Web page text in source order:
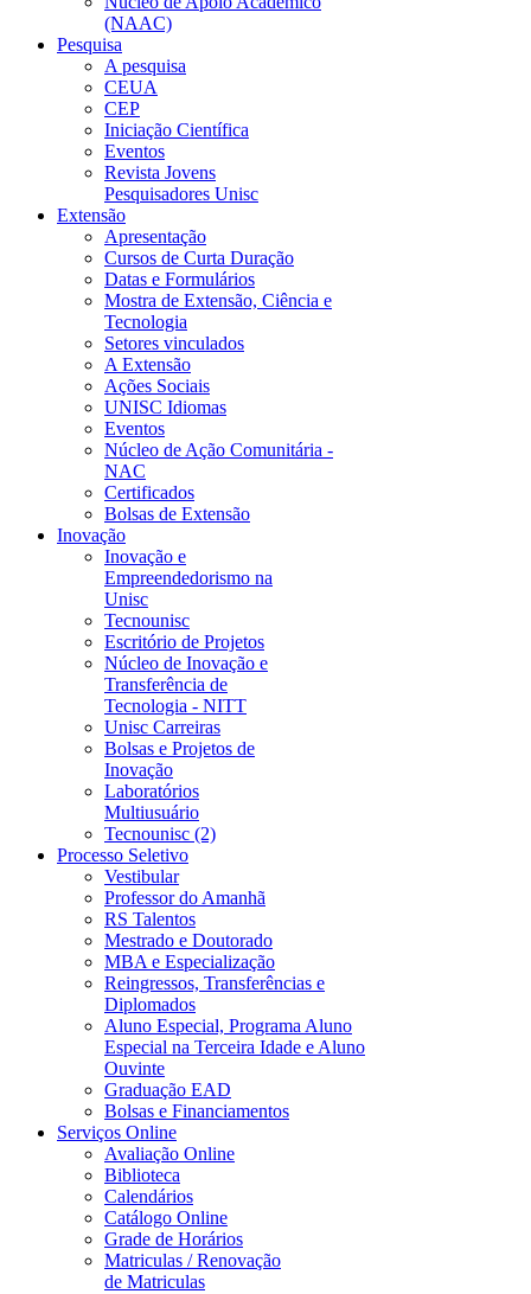
(NAAC)
Pesquisa
A pesquisa
CEUA
CEP
Iniciação Científica
Eventos
Revista Jovens
Pesquisadores Unisc
Extensão
Apresentação
Cursos de Curta Duração
Datas e Formulários
Mostra de Extensão, Ciência e
Tecnologia
Setores vinculados
A Extensão
Ações Sociais
UNISC Idiomas
Eventos
Núcleo de Ação Comunitária -
NAC
Certificados
Bolsas de Extensão
Inovação
Inovação e
Empreendedorismo na
Unisc
Tecnounisc
Escritório de Projetos
Núcleo de Inovação e
Transferência de
Tecnologia - NITT
Unisc Carreiras
Bolsas e Projetos de
Inovação
Laboratórios
Multiusuário
Tecnounisc (2)
Processo Seletivo
Vestibular
Professor do Amanhã
RS Talentos
Mestrado e Doutorado
MBA e Especialização
Reingressos, Transferências e
Diplomados
Aluno Especial, Programa Aluno
Especial na Terceira Idade e Aluno
Ouvinte
Graduação EAD
Bolsas e Financiamentos
Serviços Online
Avaliação Online
Biblioteca
Calendários
Catálogo Online
Grade de Horários
Matriculas / Renovação
de Matriculas